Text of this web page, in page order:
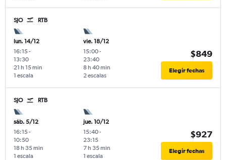
SJO RTB
lun. 14/12
16:15-
13:30
1 escala
21 h 15 min
vie. 18/12
15:00-
23:40
2 escalas
8 h 40 min
$849
Elegir fechas
SJO RTB
sáb. 5/12
16:15-
10:50
1 escala
18 h 35 min
jue. 10/12
15:40-
23:15
1 escala
7 h 35 min
$927
Elegir fechas